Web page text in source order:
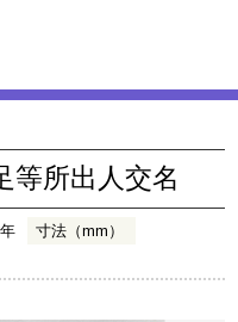
等所出人交名
寸法（mm）